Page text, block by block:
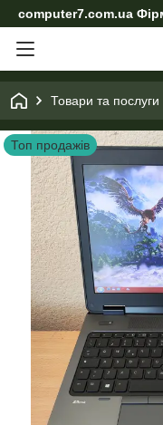
computer7.com.ua
Товари та послуги
Топ продажів